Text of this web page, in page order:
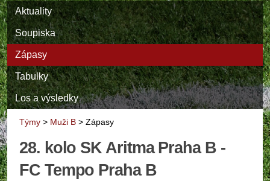
Aktuality
Soupiska
Zápasy
Tabulky
Los a výsledky
Týmy > Muži B > Zápasy
28. kolo SK Aritma Praha B -
FC Tempo Praha B